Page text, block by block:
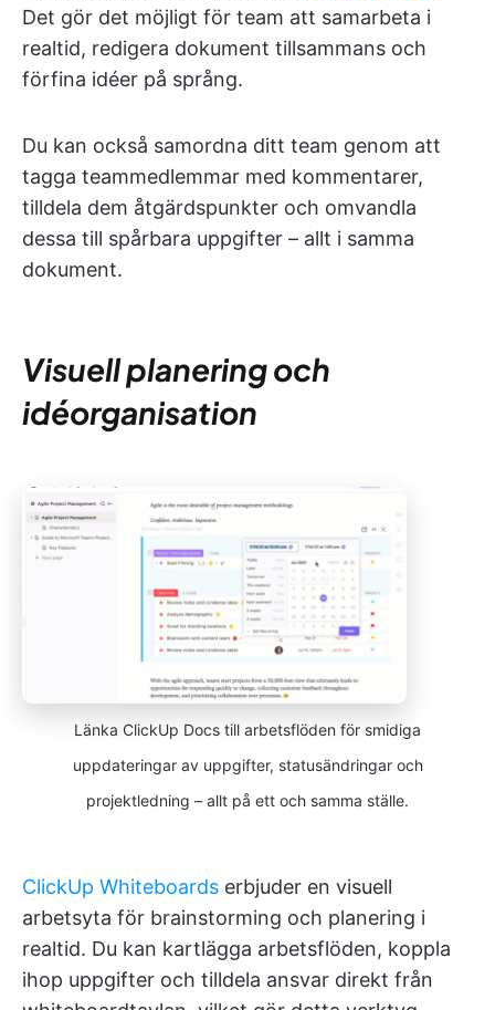
Det gör det möjligt för team att samarbeta i
realtid, redigera dokument tillsammans och
förfina idéer på språng.
Du kan också samordna ditt team genom att
tagga teammedlemmar med kommentarer,
tilldela dem åtgärdspunkter och omvandla
dessa till spårbara uppgifter – allt i samma
dokument.
Visuell planering och
idéorganisation
Länka ClickUp Docs till arbetsflöden för smidiga
uppdateringar av uppgifter, statusändringar och
projektledning – allt på ett och samma ställe.
ClickUp Whiteboards erbjuder en visuell
arbetsyta för brainstorming och planering i
realtid. Du kan kartlägga arbetsflöden, koppla
ihop uppgifter och tilldela ansvar direkt från